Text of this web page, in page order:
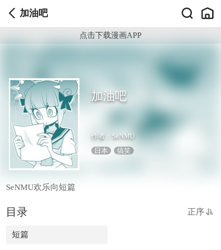
加油吧
点击下载漫画APP
加油吧
作者： SeNMU
日本
搞笑
SeNMU欢乐向短篇
目录 正序
短篇